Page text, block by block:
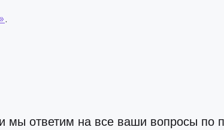
.
мы ответим на все ваши вопросы по